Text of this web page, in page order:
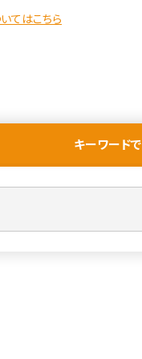
てはこちら
キーワード